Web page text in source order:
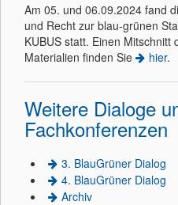
Am 05. und 06.09.2024 fand
und Recht zur blau-grünen
KUBUS statt. Einen
Materialien finden Sie
hier.
Weitere Dialoge
Fachkonferenzen
3. BlauGrüner Dialog
4. BlauGrüner Dialog
Archiv